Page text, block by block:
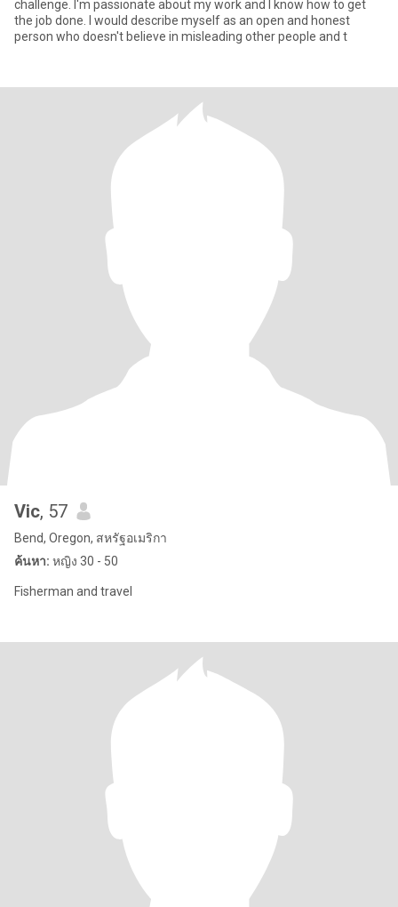
challenge. I'm passionate about my work and I know how to get
the job done. I would describe myself as an open and honest
person who doesn't believe in misleading other people and t
Vic, 57
Bend, Oregon, สหรัฐอเมริกา
ค้นหา: หญิง 30 - 50
Fisherman and travel